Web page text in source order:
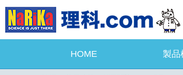
HOME 製品